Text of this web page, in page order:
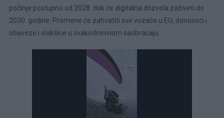
počinje postupno od 2028. dok će digitalna dozvola zaživeti do
2030. godine. Promene će zahvatiti sve vozače u EU, donoseći i
obaveze i olakšice u svakodnevnom saobraćaju.